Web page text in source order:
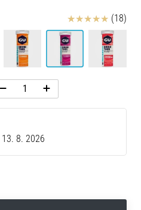
Recensioner (18)
13. 8. 2026